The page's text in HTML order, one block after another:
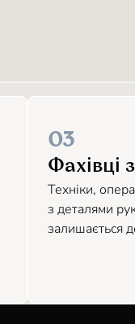
03
Фахівці
Техніки,
з деталями
залишається